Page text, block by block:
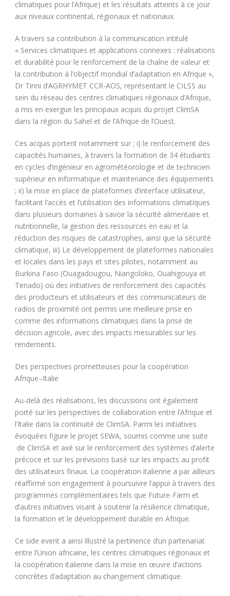
climatiques pour l’Afrique) et les résultats atteints à ce jour
aux niveaux continental, régionaux et nationaux.
A travers sa contribution à la communication intitulé
« Services climatiques et applications connexes : réalisations
et durabilité pour le renforcement de la chaîne de valeur et
la contribution à l’objectif mondial d’adaptation en Afrique »,
Dr Tinni d’AGRHYMET CCR-AOS, représentant le CILSS au
sein du réseau des centres climatiques régionaux d’Afrique,
a mis en exergue les principaux acquis du projet ClimSA
dans la région du Sahel et de l’Afrique de l’Ouest.
Ces acquis portent notamment sur ; i) le renforcement des
capacités humaines, à travers la formation de 34 étudiants
en cycles d’ingénieur en agrométéorologie et de technicien
supérieur en informatique et maintenance des équipements
; ii) la mise en place de plateformes d’interface utilisateur,
facilitant l’accès et l’utilisation des informations climatiques
dans plusieurs domaines à savoir la sécurité alimentaire et
nutritionnelle, la gestion des ressources en eau et la
réduction des risques de catastrophes, ainsi que la sécurité
climatique, iii) Le développement de plateformes nationales
et locales dans les pays et sites pilotes, notamment au
Burkina Faso (Ouagadougou, Niangoloko, Ouahigouya et
Tenado) où des initiatives de renforcement des capacités
des producteurs et utilisateurs et des communicateurs de
radios de proximité ont permis une meilleure prise en
comme des informations climatiques dans la prise de
décision agricole, avec des impacts mesurables sur les
rendements.
Des perspectives prometteuses pour la coopération
Afrique–Italie
Au-delà des réalisations, les discussions ont également
porté sur les perspectives de collaboration entre l’Afrique et
l’Italie dans la continuité de ClimSA. Parmi les initiatives
évoquées figure le projet SEWA, soumis comme une suite
de ClimSA et axé sur le renforcement des systèmes d’alerte
précoce et sur les prévisions basé sur les impacts au profit
des utilisateurs finaux. La coopération italienne a par ailleurs
réaffirmé son engagement à poursuivre l’appui à travers des
programmes complémentaires tels que Future-Farm et
d’autres initiatives visant à soutenir la résilience climatique,
la formation et le développement durable en Afrique.
Ce side event a ainsi illustré la pertinence d’un partenariat
entre l’Union africaine, les centres climatiques régionaux et
la coopération italienne dans la mise en œuvre d’actions
concrètes d’adaptation au changement climatique.